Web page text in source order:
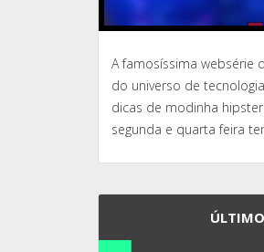
A famosíssima websérie
do universo de
dicas de modinha
segunda e quarta feira